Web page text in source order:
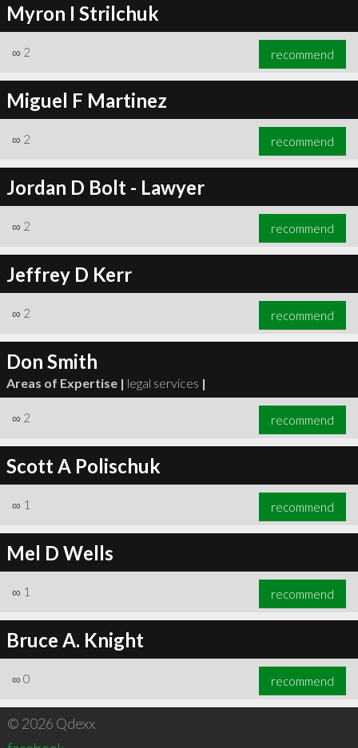
Myron I Strilchuk
∞ 2 recommend
Miguel F Martinez
∞ 2 recommend
Jordan D Bolt - Lawyer
∞ 2 recommend
Jeffrey D Kerr
∞ 2 recommend
Don Smith
Areas of Expertise | legal services |
∞ 2 recommend
Scott A Polischuk
∞ 1 recommend
Mel D Wells
∞ 1 recommend
Bruce A. Knight
∞ 0 recommend
© 2026 Qdexx